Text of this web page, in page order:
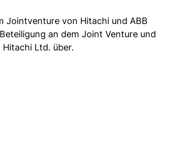
Jointventure von Hitachi und ABB
an dem Joint Venture und
Ltd. über.